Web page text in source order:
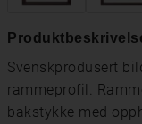
Svenskprodusert
rammeprofil.
bakstykke med